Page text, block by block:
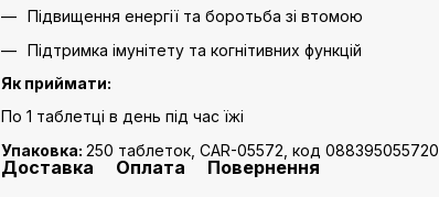
Підвищення енергії та боротьба зі втомою
Підтримка імунітету та когнітивних функцій
Як приймати:
По 1 таблетці в день під час їжі
Упаковка: 250 таблеток, CAR-05572, код 088395055720
Доставка Оплата Повернення